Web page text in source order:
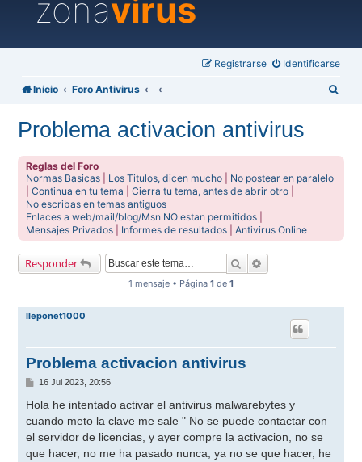
zonavirus
Identificarse
Registrarse
Inicio Foro Antivirus
Problema activacion antivirus
Reglas del Foro
Normas Basicas
Los Titulos, dicen mucho
No postear en paralelo
|Continua en tu tema |Cierra tu tema, antes de abrir otro
No escribas en temas antiguos
Enlaces a web/mail/blog/Msn NO estan permitidos
Mensajes Privados
Informes de resultados |Antivirus Online
Responder Buscar
1 mensaje • Página 1 de 1
lleponet1000
Problema activacion antivirus
M
n
a
e
16 Jul 2023, 20:56
Hola he intentado activar el antivirus malwarebytes y
cuando meto la clave me sale " No se puede contactar con
el servidor de licencias, y ayer compre la activacion, no se
que hacer, no me ha pasado nunca, ya no se que hacer, he